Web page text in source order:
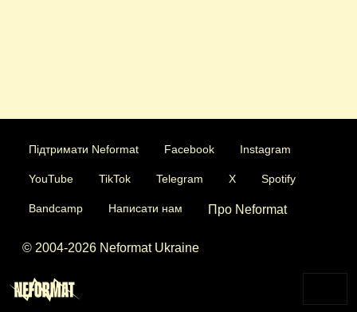
Підтримати Neformat Facebook Instagram
YouTube TikTok Telegram X Spotify
Bandcamp Написати нам Про Neformat
© 2004-2026 Neformat Ukraine